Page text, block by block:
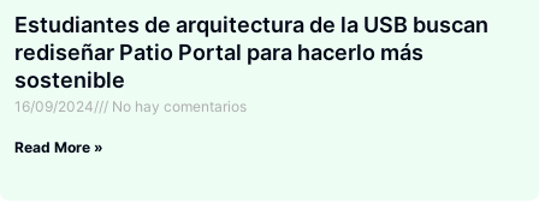
Estudiantes de arquitectura de la USB buscan
rediseñar Patio Portal para hacerlo más
sostenible
16/09/2024 No hay comentarios
Read More »